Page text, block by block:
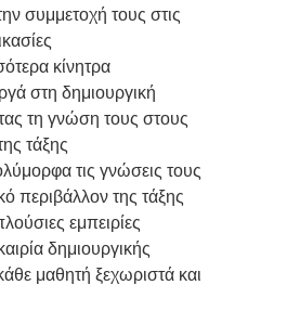
συμμετοχή τους στις
κίνητρα
στη δημιουργική
τη γνώση τους στους
τάξης
τις γνώσεις τους
περιβάλλον της τάξης
εμπειρίες
δημιουργικής
μαθητή ξεχωριστά και